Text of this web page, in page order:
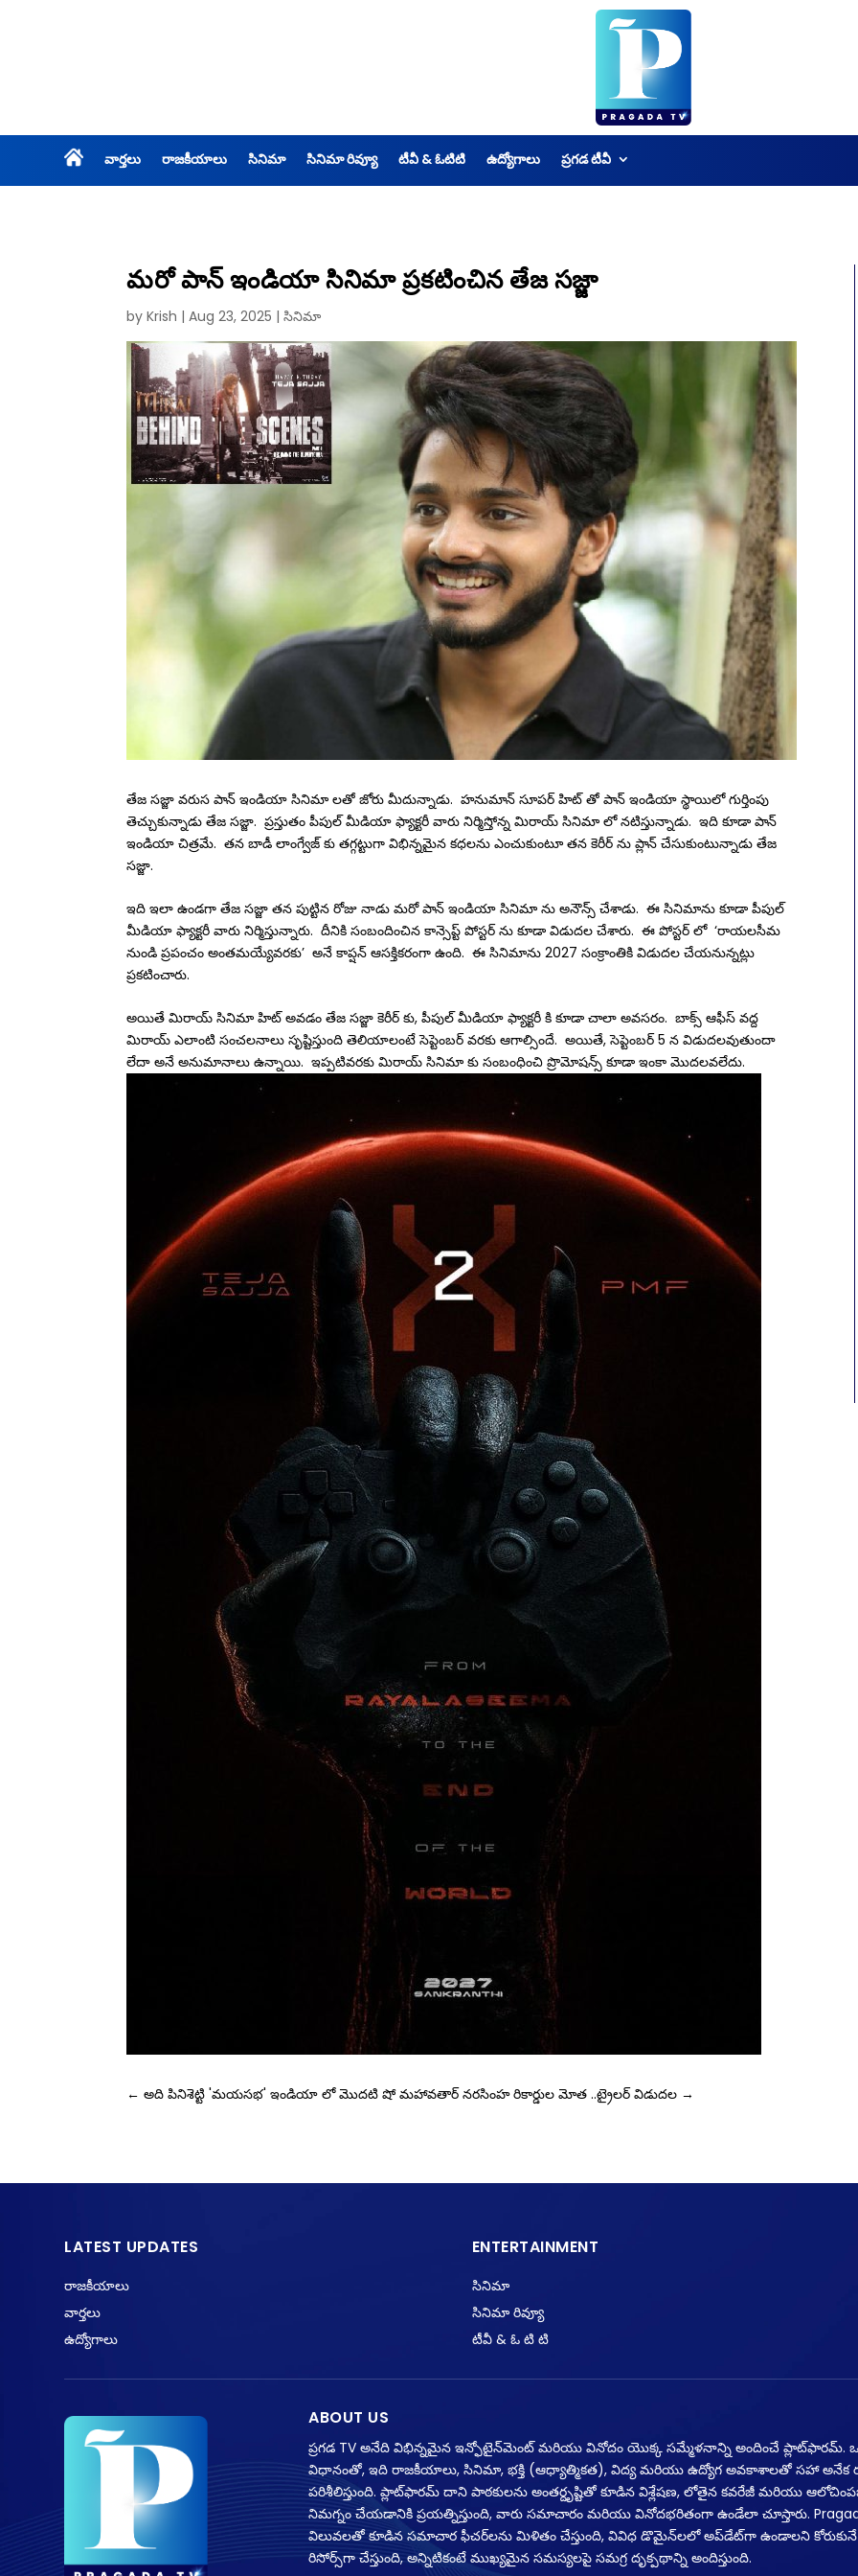
వార్తలు రాజకీయాలు సినిమా సినిమా రివ్యూ టీవీ & ఓటిటి ఉద్యోగాలు ప్రగడ టీవీ
మరో పాన్ ఇండియా సినిమా ప్రకటించిన తేజ సజ్జా
by Krish | Aug 23, 2025 | సినిమా
తేజ సజ్జా వరుస పాన్ ఇండియా సినిమా లతో జోరు మీదున్నాడు. హనుమాన్ సూపర్ హిట్ తో పాన్ ఇండియా స్థాయిలో గుర్తింపు
తెచ్చుకున్నాడు తేజ సజ్జా. ప్రస్తుతం పీపుల్ మీడియా ఫ్యాక్టరీ వారు నిర్మిస్తోన్న మిరాయ్ సినిమా లో నటిస్తున్నాడు. ఇది కూడా పాన్
ఇండియా చిత్రమే. తన బాడీ లాంగ్వేజ్ కు తగ్గట్టుగా విభిన్నమైన కధలను ఎంచుకుంటూ తన కెరీర్ ను ప్లాన్ చేసుకుంటున్నాడు తేజ
సజ్జా.
ఇది ఇలా ఉండగా తేజ సజ్జా తన పుట్టిన రోజు నాడు మరో పాన్ ఇండియా సినిమా ను అనౌన్స్ చేశాడు. ఈ సినిమాను కూడా పీపుల్
మీడియా ఫ్యాక్టరీ వారు నిర్మిస్తున్నారు. దీనికి సంబందించిన కాన్సెప్ట్ పోస్టర్ ను కూడా విడుదల చేశారు. ఈ పోస్టర్ లో ‘రాయలసీమ
నుండి ప్రపంచం అంతమయ్యేవరకు’ అనే కాప్షన్ ఆసక్తికరంగా ఉంది. ఈ సినిమాను 2027 సంక్రాంతికి విడుదల చేయనున్నట్లు
ప్రకటించారు.
అయితే మిరాయ్ సినిమా హిట్ అవడం తేజ సజ్జా కెరీర్ కు, పీపుల్ మీడియా ఫ్యాక్టరీ కి కూడా చాలా అవసరం. బాక్స్ ఆఫీస్ వద్ద
మిరాయ్ ఎలాంటి సంచలనాలు సృష్టిస్తుంది తెలియాలంటే సెప్టెంబర్ వరకు ఆగాల్సిందే. అయితే, సెప్టెంబర్ 5 న విడుదలవుతుందా
లేదా అనే అనుమానాలు ఉన్నాయి. ఇప్పటివరకు మిరాయ్ సినిమా కు సంబంధించి ప్రొమోషన్స్ కూడా ఇంకా మొదలవలేదు.
← అది పినిశెట్టి 'మయసభ' ఇండియా లో మొదటి షో మహావతార్ నరసింహ రికార్డుల మోత ..ట్రైలర్ విడుదల →
LATEST UPDATES
రాజకీయాలు
వార్తలు
ఉద్యోగాలు
ENTERTAINMENT
సినిమా
సినిమా రివ్యూ
టీవీ & ఓ టి టి
ABOUT US
ప్రగడ TV అనేది విభిన్నమైన ఇన్ఫోటైన్‌మెంట్ మరియు వినోదం యొక్క సమ్మేళనాన్ని అందించే ప్లాట్‌ఫారమ్.
విధానంతో, ఇది రాజకీయాలు, సినిమా, భక్తి (ఆధ్యాత్మికత), విద్య మరియు ఉద్యోగ అవకాశాలతో సహా అనేక
పరిశీలిస్తుంది. ప్లాట్‌ఫారమ్ దాని పాఠకులను అంతర్దృష్టితో కూడిన విశ్లేషణ, లోతైన కవరేజీ మరియు
నిమగ్నం చేయడానికి ప్రయత్నిస్తుంది, వారు సమాచారం మరియు వినోదభరితంగా ఉండేలా చూస్తారు.
విలువలతో కూడిన సమాచార ఫీచర్‌లను మిళితం చేస్తుంది, వివిధ డొమైన్‌లలో అప్‌డేట్‌గా ఉండాలని
రిసోర్స్‌గా చేస్తుంది, అన్నిటికంటే ముఖ్యమైన సమస్యలపై సమగ్ర దృక్పథాన్ని అందిస్తుంది.